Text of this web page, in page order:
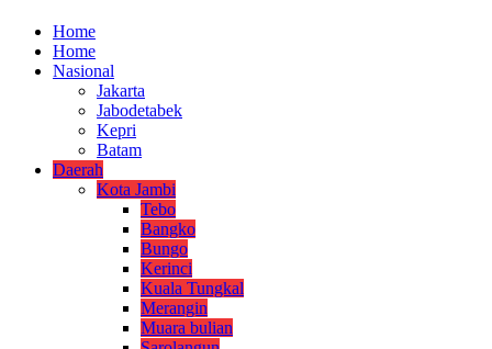
Home
Home
Nasional
Jakarta
Jabodetabek
Kepri
Batam
Daerah
Kota Jambi
Tebo
Bangko
Bungo
Kerinci
Kuala Tungkal
Merangin
Muara bulian